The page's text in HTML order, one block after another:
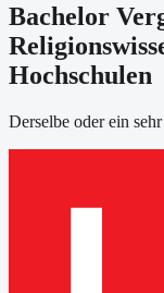
Bachelor
Hochschulen
Derselbe oder ein